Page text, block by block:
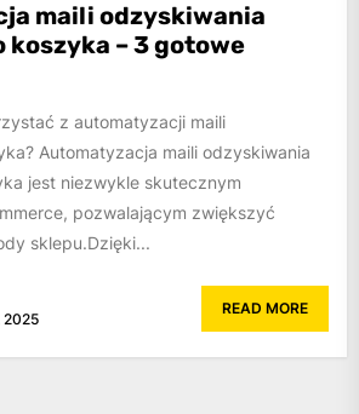
maili odzyskiwania
koszyka – 3 gotowe
z automatyzacji maili
Automatyzacja maili odzyskiwania
jest niezwykle skutecznym
pozwalającym zwiększyć
sklepu.Dzięki...
2025
READ MORE